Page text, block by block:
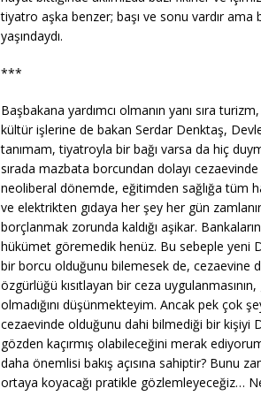
tiyatro aşka benzer; başı ve sonu vardır
yaşındaydı.
***
Başbakana yardımcı olmanın yanı sıra
kültür işlerine de bakan Serdar Denktaş,
tanımam, tiyatroyla bir bağı varsa da hiç
sırada mazbata borcundan dolayı
neoliberal dönemde, eğitimden sağlığa tüm
ve elektrikten gıdaya her şey her gün
borçlanmak zorunda kaldığı aşikar.
hükümet göremedik henüz. Bu sebeple yeni
bir borcu olduğunu bilemesek de, cezaevine
özgürlüğü kısıtlayan bir ceza
olmadığını düşünmekteyim. Ancak pek çok
cezaevinde olduğunu dahi bilmediği bir kişiyi
gözden kaçırmış olabileceğini merak
daha önemlisi bakış açısına sahiptir? Bunu
ortaya koyacağı pratikle gözlemleyeceğiz…